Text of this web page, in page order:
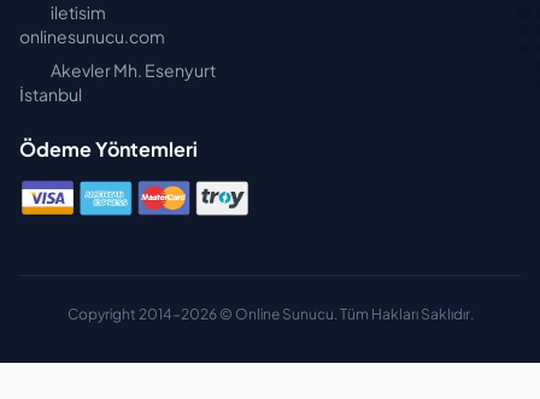
iletisim
onlinesunucu.com
Akevler Mh. Esenyurt
İstanbul
Ödeme Yöntemleri
Copyright 2014-2026 © Online Sunucu. Tüm Hakları Saklıdır.